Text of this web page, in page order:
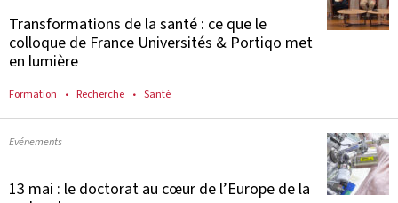
Transformations de la santé : ce que le
colloque de France Universités & Portiqo met
en lumière
Formation Recherche Santé
Evénements
13 mai : le doctorat au cœur de l’Europe de la